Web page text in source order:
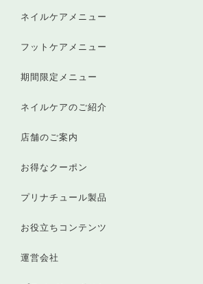
ネイルケアメニュー
フットケアメニュー
期間限定メニュー
ネイルケアのご紹介
店舗のご案内
お得なクーポン
プリナチュール製品
お役立ちコンテンツ
運営会社